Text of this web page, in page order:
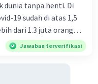
dunia tanpa henti. Di
19 sudah di atas 1,5
dari 1.3 juta orang
beragam upaya
Jawaban terverifikasi